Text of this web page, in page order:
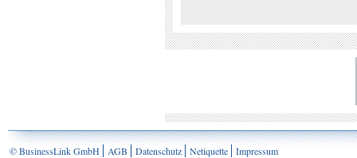
© BusinessLink GmbH AGB Datenschutz Netiquette Impressum